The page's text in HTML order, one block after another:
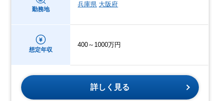
勤務地
兵庫県 大阪府
想定年収
400～1000万円
詳しく見る